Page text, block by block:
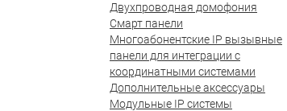
Двухпроводная домофония
Смарт панели
Многоабонентские IP вызывные
панели для интеграции с
координатными системами
Дополнительные аксессуары
Модульные IP системы